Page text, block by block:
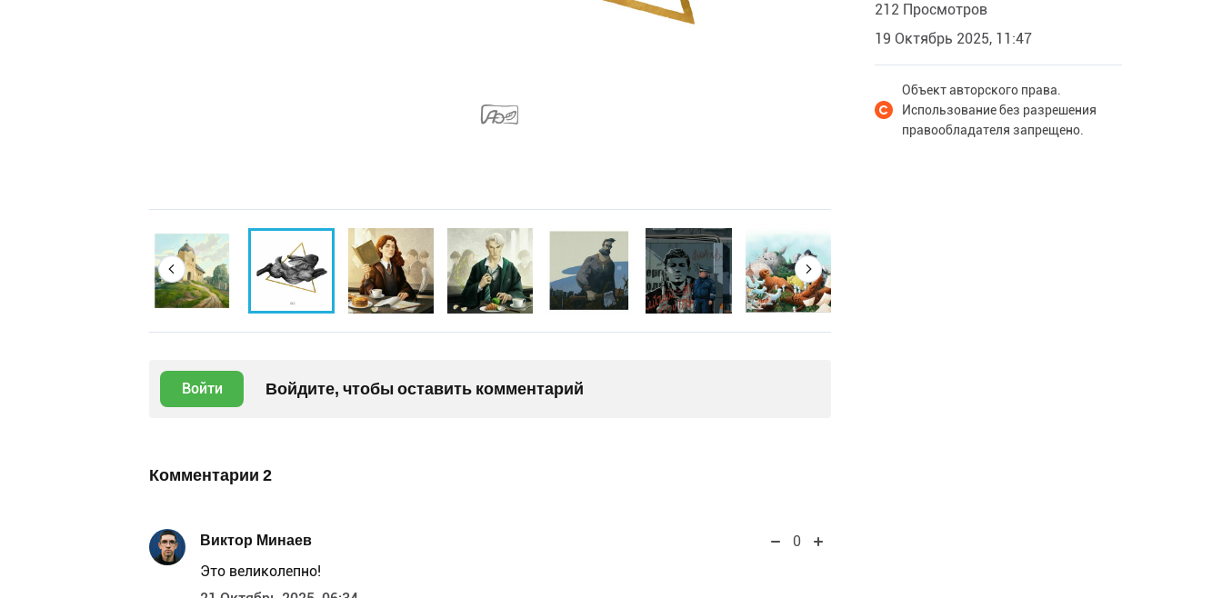
Войти Войдите, чтобы оставить комментарий
Комментарии 2
Виктор Минаев
0
Это великолепно!
212 Просмотров
19 Октябрь 2025, 11:47
Объект авторского права.
Использование без разрешения
правообладателя запрещено.